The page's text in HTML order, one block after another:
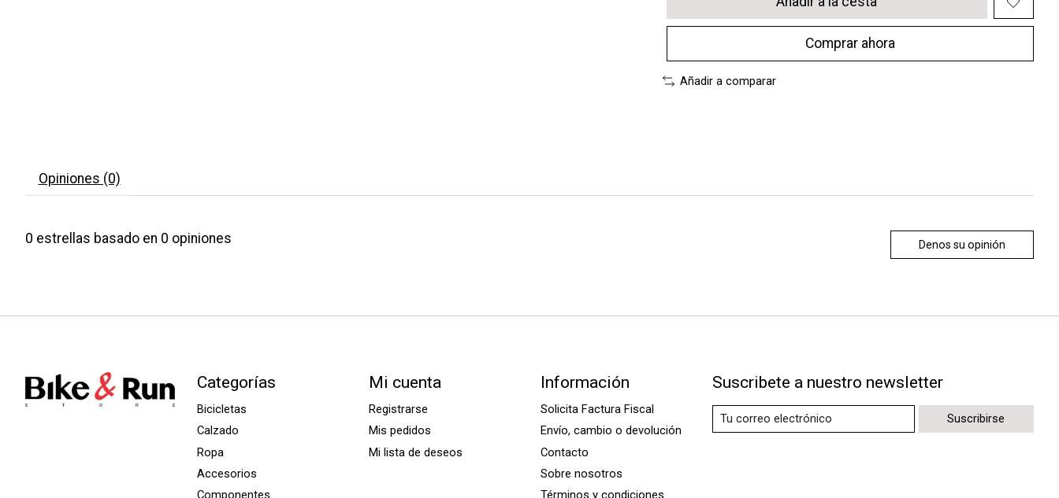
Comprar ahora
Añadir a comparar
Opiniones (0)
0 estrellas basado en 0 opiniones Denos su opinión
Categorías
Bicicletas
Calzado
Ropa
Accesorios
Componentes
Mi cuenta
Registrarse
Mis pedidos
Mi lista de deseos
Información
Solicita Factura Fiscal
Envío, cambio o devolución
Contacto
Sobre nosotros
Términos y condiciones
Suscribete a nuestro newsletter
Suscribirse